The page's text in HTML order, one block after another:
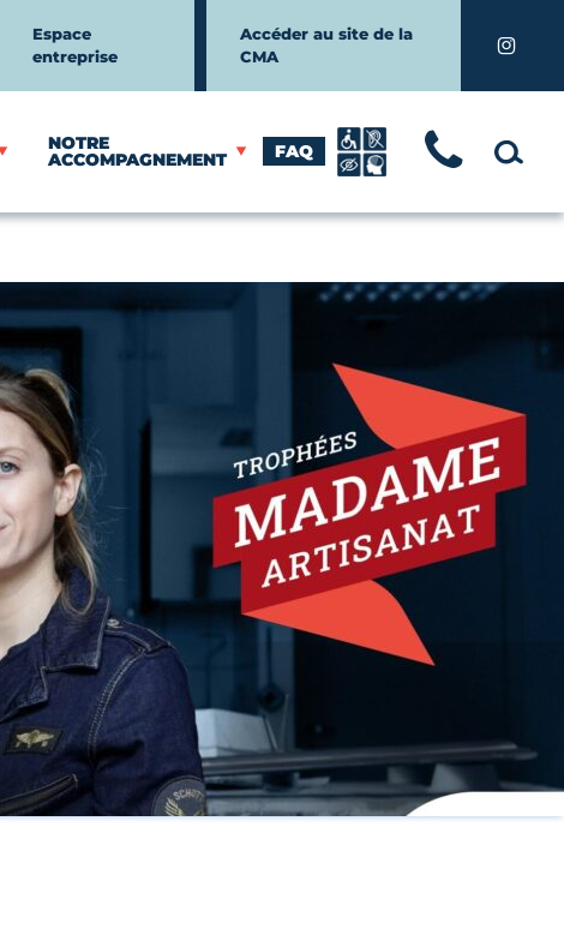
Espace
entreprise
Accéder au site de la
CMA
NOTRE
ACCOMPAGNEMENT FAQ